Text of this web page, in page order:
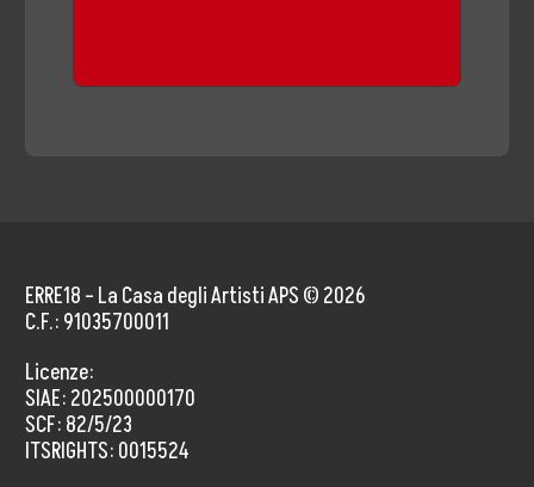
ERRE18 – La Casa degli Artisti APS © 2026
C.F.: 91035700011
Licenze:
SIAE: 202500000170
SCF: 82/5/23
ITSRIGHTS: 0015524